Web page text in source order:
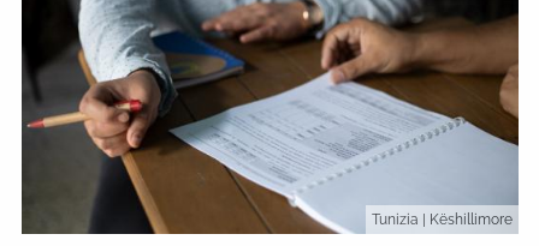
Tunizia | Këshillimore